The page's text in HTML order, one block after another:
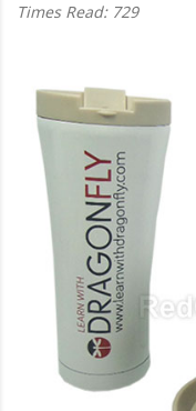
Times Read: 729